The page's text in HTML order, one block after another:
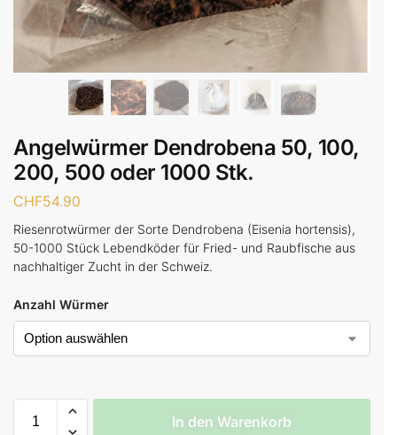
Angelwürmer Dendrobena 50, 100,
200, 500 oder 1000 Stk.
CHF54.90
Riesenrotwürmer der Sorte Dendrobena (Eisenia hortensis),
50-1000 Stück Lebendköder für Fried- und Raubfische aus
nachhaltiger Zucht in der Schweiz.
Anzahl Würmer
In den Warenkorb